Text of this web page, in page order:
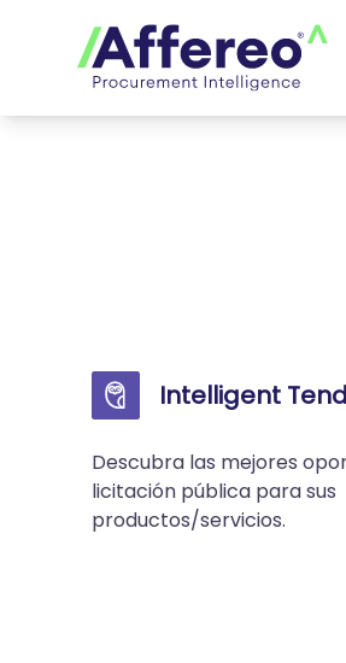
Intelligent
Descubra las mejores
licitación pública para sus
productos/servicios.